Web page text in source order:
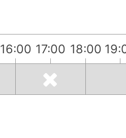
16:00 17:00 18:00